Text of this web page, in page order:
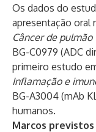
Os dados do
apresentação oral
Câncer de pulmão
BG-C0979 (ADC
primeiro estudo
Inflamação e
BG-A3004 (mAb
humanos.
Marcos previstos